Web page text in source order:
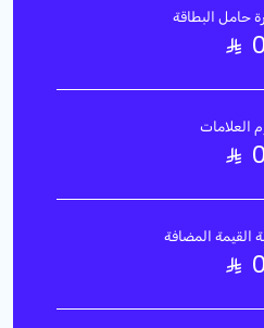
حامل البطاقة
0
العلامات
0
القيمة المضافة
0